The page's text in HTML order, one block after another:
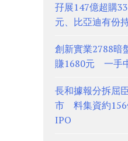
孖展147億超購
元、比亞迪有份
創新實業2788暗
賺1680元 一手
長和據報分拆屈
市 料集資約156
IPO